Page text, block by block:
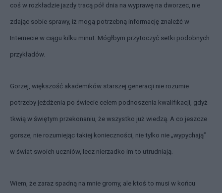
coś w rozkładzie jazdy tracą pół dnia na wyprawę na dworzec, nie
zdając sobie sprawy, iż mogą potrzebną informację znaleźć w
Internecie w ciągu kilku minut. Mógłbym przytoczyć setki podobnych
przykładów.
Gorzej, większość akademików starszej generacji nie rozumie
potrzeby jeżdżenia po świecie celem podnoszenia kwalifikacji, gdyż
tkwią w świętym przekonaniu, że wszystko już wiedzą. A co jeszcze
gorsze, nie rozumiejąc takiej konieczności, nie tylko nie „wypychają”
w świat swoich uczniów, lecz nierzadko im to utrudniają.
Wiem, że zaraz spadną na mnie gromy, ale ktoś to musi w końcu